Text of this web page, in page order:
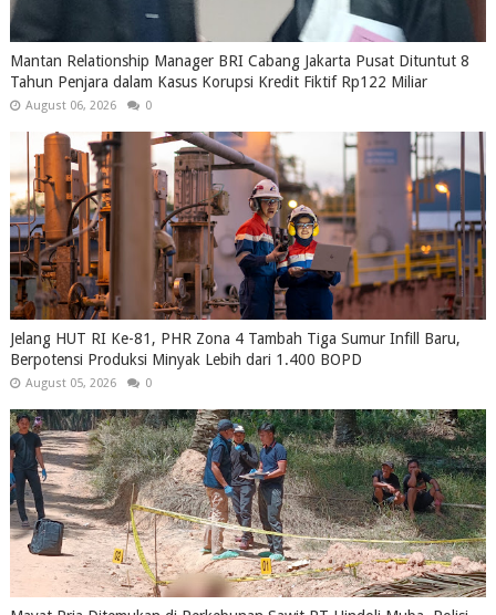
Mantan Relationship Manager BRI Cabang Jakarta Pusat Dituntut 8
Tahun Penjara dalam Kasus Korupsi Kredit Fiktif Rp122 Miliar
August 06, 2026 0
Jelang HUT RI Ke-81, PHR Zona 4 Tambah Tiga Sumur Infill Baru,
Berpotensi Produksi Minyak Lebih dari 1.400 BOPD
August 05, 2026 0